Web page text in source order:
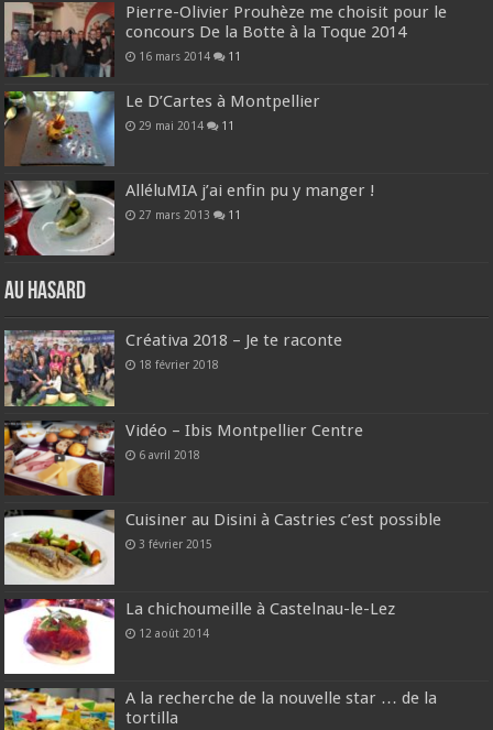
Pierre-Olivier Prouhèze me choisit pour le
concours De la Botte à la Toque 2014
16 mars 2014 11
Le D’Cartes à Montpellier
29 mai 2014 11
AlléluMIA j’ai enfin pu y manger !
27 mars 2013 11
Au hasard
Créativa 2018 – Je te raconte
18 février 2018
Vidéo – Ibis Montpellier Centre
6 avril 2018
Cuisiner au Disini à Castries c’est possible
3 février 2015
La chichoumeille à Castelnau-le-Lez
12 août 2014
A la recherche de la nouvelle star … de la
tortilla